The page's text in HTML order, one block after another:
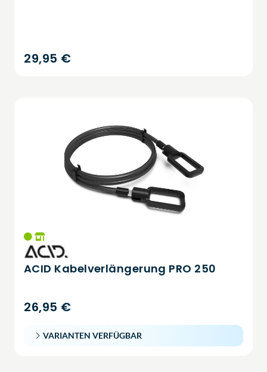
29,95 €
ACID Kabelverlängerung PRO 250
26,95 €
VARIANTEN VERFÜGBAR